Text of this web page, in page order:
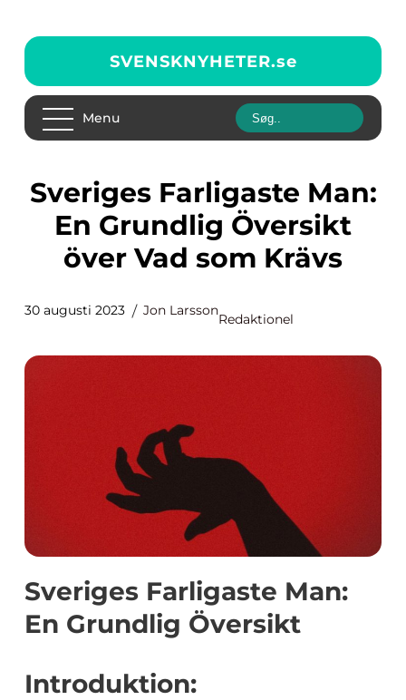
SVENSKNYHETER.se
Menu
Sveriges Farligaste Man:
En Grundlig Översikt
över Vad som Krävs
30 augusti 2023 Jon Larsson
Redaktionel
Sveriges Farligaste Man:
En Grundlig Översikt
Introduktion: